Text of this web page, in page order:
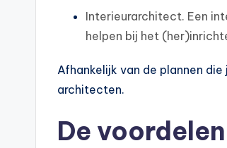
Interieurarchitect. Een
helpen bij het
Afhankelijk van de plannen
architecten.
De